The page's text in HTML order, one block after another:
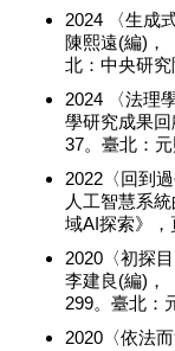
2024 〈生成
陳熙遠(編)，
北：中央研究
2024 〈法理
學研究成果
37。臺北：元
2022〈回到
人工智慧系
域AI探索》，
2020〈初探
李建良(編)，
299。臺北：
2020〈依法